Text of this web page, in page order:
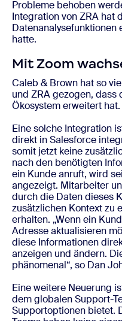
Probleme behoben
Integration von ZRA hat
Datenanalysefunktionen
hatte.
Mit Zoom
Caleb & Brown hat so
und ZRA gezogen, dass
Ökosystemerweitert hat.
Eine solche Integration
direkt in Salesforce
somit jetzt keine
nach den benötigten
ein Kunde anruft, wird
angezeigt. Mitarbeiter
durch die Daten dieses
zusätzlichen Kontext zu
erhalten. „Wenn ein
Adresse aktualisieren
diese Informationen
anzeigen und ändern.
phänomenal“, so Dan
Eine weitere Neuerung
dem globalen Support-
Supportoptionen bietet.